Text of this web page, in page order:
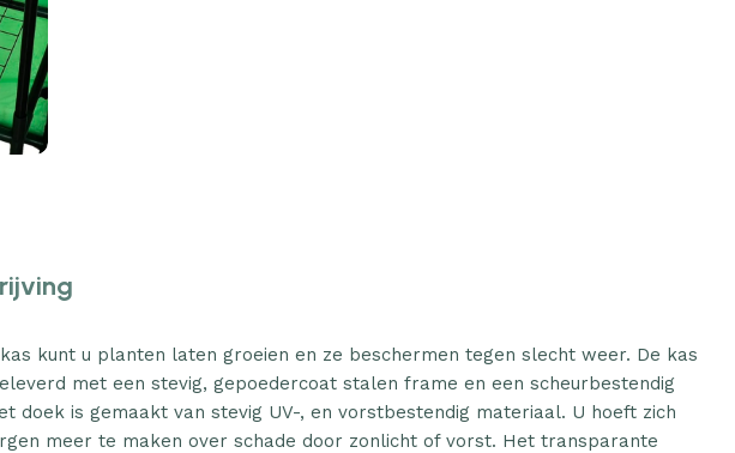
kunt u planten laten groeien en ze beschermen tegen slecht weer. De kas
met een stevig, gepoedercoat stalen frame en een scheurbestendig
doek is gemaakt van stevig UV-, en vorstbestendig materiaal. U hoeft zich
meer te maken over schade door zonlicht of vorst. Het transparante